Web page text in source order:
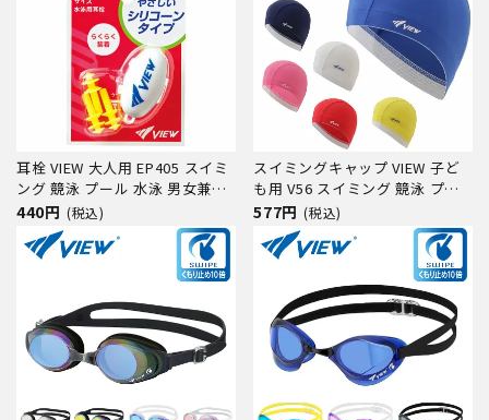
耳栓 VIEW 大人用 EP405 スイミ
ング 競泳 プール 水泳 男女兼用
ジム フィットネス
440円 (税込)
スイミングキャップ VIEW 子ど
も用 V56 スイミング 競泳 プー
ル 水泳 ジム フィットネス 小学
校 授業
577円 (税込)